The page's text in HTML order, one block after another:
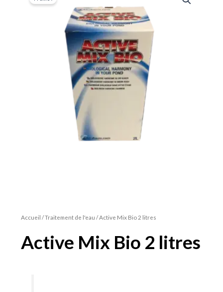
Accueil /Traitement de l'eau / Active Mix Bio 2 litres
Active Mix Bio 2 litres